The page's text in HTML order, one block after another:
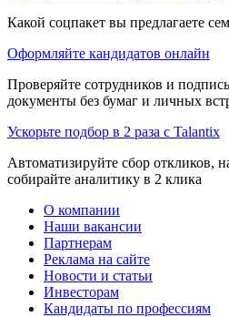
Какой соцпакет вы предлагаете
Оформляйте кандидатов онлайн
Проверяйте сотрудников и
документы без бумаг и личных
Ускорьте подбор в 2 раза с Talantix
Автоматизируйте сбор откликов,
собирайте аналитику в 2 клика
О компании
Наши вакансии
Партнерам
Реклама на сайте
Новости и статьи
Инвесторам
Кандидаты по профессиям